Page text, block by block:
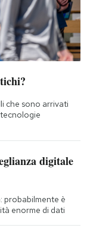
che sono arrivati
digitale
probabilmente è
enorme di dati